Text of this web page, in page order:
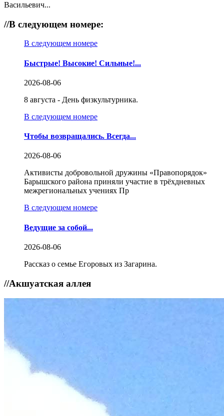
Васильевич...
//В следующем номере:
В следующем номере
Быстрые! Высокие! Сильные!...
2026-08-06
8 августа - День физкультурника.
В следующем номере
Чтобы возвращались. Всегда...
2026-08-06
Активисты добровольной дружины «Правопорядок»
Барышского района приняли участие в трёхдневных
межрегиональных учениях Пр
В следующем номере
Ведущие за собой...
2026-08-06
Рассказ о семье Егоровых из Загарина.
//Акшуатская аллея